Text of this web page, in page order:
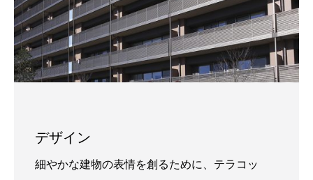
デザイン
細やかな建物の表情を創るために、テラコッ